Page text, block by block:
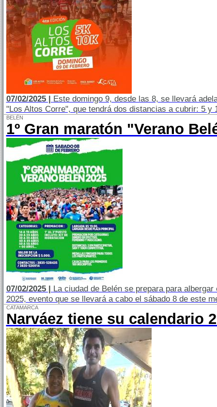
07/02/2025 | Este domingo 9, desde las 8, se llevará
"Los Altos Corre", que tendrá dos distancias a cubrir: 5 y
BELÉN
1º Gran maratón "Verano
07/02/2025 | La ciudad de Belén se prepara para
2025, evento que se llevará a cabo el sábado 8 de este
CATAMARCA
Narváez tiene su calendario